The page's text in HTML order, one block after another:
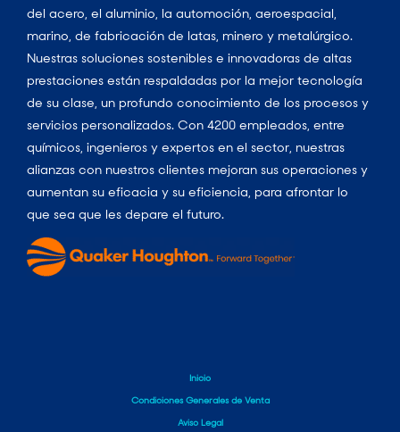
del acero, el aluminio, la automoción, aeroespacial,
marino, de fabricación de latas, minero y metalúrgico.
Nuestras soluciones sostenibles e innovadoras de altas
prestaciones están respaldadas por la mejor tecnología
de su clase, un profundo conocimiento de los procesos y
servicios personalizados. Con 4200 empleados, entre
químicos, ingenieros y expertos en el sector, nuestras
alianzas con nuestros clientes mejoran sus operaciones y
aumentan su eficacia y su eficiencia, para afrontar lo
que sea que les depare el futuro.
Inicio
Condiciones Generales de Venta
Aviso Legal